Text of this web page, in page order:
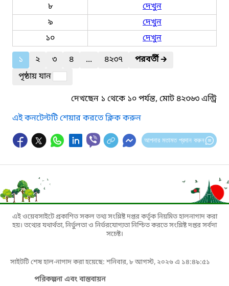
৮
দেখুন
৯
দেখুন
১০
দেখুন
১
২ ৩ ৪ ... ৪২৩৭ পরবর্তী🡲
পৃষ্ঠায় যান
দেখছেন ১ থেকে ১০ পর্যন্ত, মোট ৪২৩৬৩ এন্ট্রি
এই কনটেন্টটি শেয়ার করতে ক্লিক করুন
আপনার মতামত প্রদান করুন
এই ওয়েবসাইটে প্রকাশিত সকল তথ্য সংশ্লিষ্ট দপ্তর কর্তৃক নিয়মিত হালনাগাদ করা
হয়। তথ্যের যথার্থতা, নির্ভুলতা ও নির্ভরযোগ্যতা নিশ্চিত করতে সংশ্লিষ্ট দপ্তর সর্বদা
সচেষ্ট।
সাইটটি শেষ হাল-নাগাদ করা হয়েছে: শনিবার, ৮ আগস্ট, ২০২৬ এ ১৪:৪৯:৫১
পরিকল্পনা এবং বাস্তবায়ন